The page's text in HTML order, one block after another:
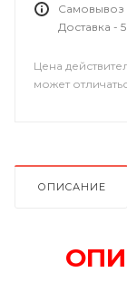
Самовывоз
Доставка -
Цена
может
ОПИСАНИЕ